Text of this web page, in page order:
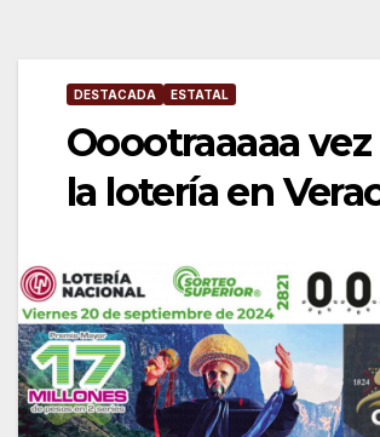
DESTACADA ESTATAL
Ooootraaaaa vez
la lotería en